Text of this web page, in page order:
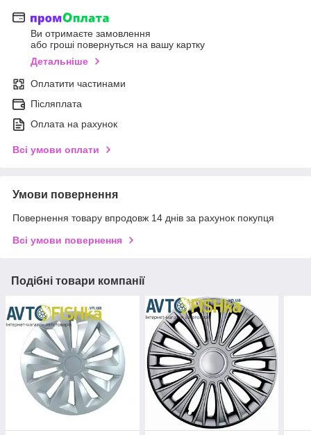
Ви отримаєте замовлення
або гроші повернуться на вашу картку
Детальніше
Оплатити частинами
Післяплата
Оплата на рахунок
Всі умови оплати
Умови повернення
Повернення товару впродовж 14 днів за рахунок покупця
Всі умови повернення
Подібні товари компанії